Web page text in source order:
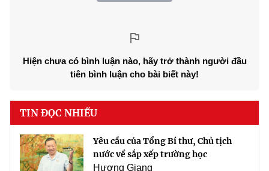
Hiện chưa có bình luận nào, hãy trở thành người đầu
tiên bình luận cho bài biết này!
TIN ĐỌC NHIỀU
Yêu cầu của Tổng Bí thư, Chủ tịch
nước về sắp xếp trường học
Hương Giang